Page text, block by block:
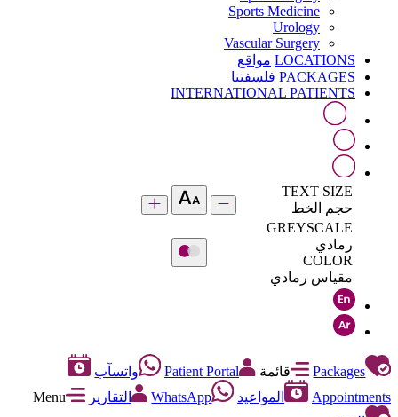
Sports Medicine
Urology
Vascular Surgery
LOCATIONS مواقع
PACKAGES فلسفتنا
INTERNATIONAL PATIENTS
TEXT SIZE
حجم الخط
GREYSCALE
رمادي
COLOR
مقياس رمادي
Packages قائمة Patient Portal
واتسآب
Appointments
المواعيد WhatsApp التقارير
Menu